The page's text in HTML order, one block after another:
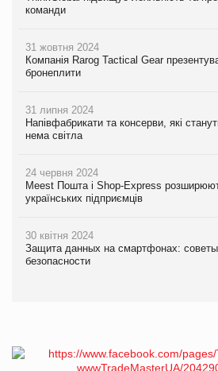
команди
31 жовтня 2024
Компанія Rarog Tactical Gear
бронеплити
31 липня 2024
Напівфабрикати та консерви, які
нема світла
24 червня 2024
Meest Пошта і Shop-Express
українських підприємців
30 квітня 2024
Защита данных на смартфонах:
безопасности